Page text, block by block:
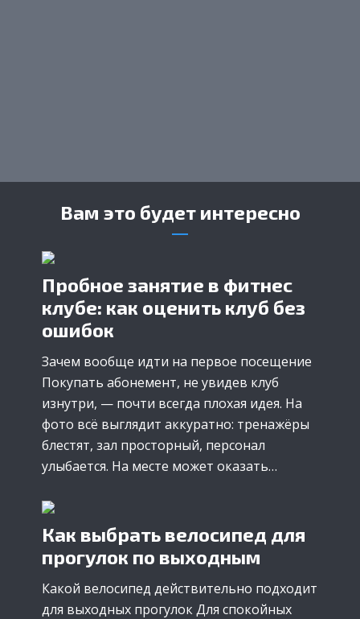
Вам это будет интересно
Пробное занятие в фитнес
клубе: как оценить клуб без
ошибок
Зачем вообще идти на первое посещение
Покупать абонемент, не увидев клуб
изнутри, — почти всегда плохая идея. На
фото всё выглядит аккуратно: тренажёры
блестят, зал просторный, персонал
улыбается. На месте может оказать…
Как выбрать велосипед для
прогулок по выходным
Какой велосипед действительно подходит
для выходных прогулок Для спокойных